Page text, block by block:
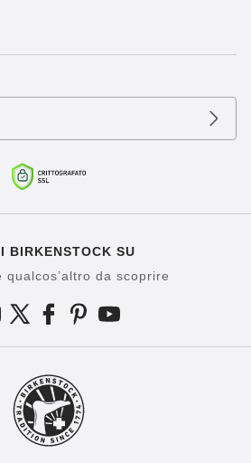
BIRKENSTOCK SU
qualcos’altro da scoprire